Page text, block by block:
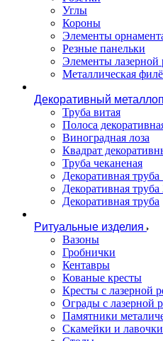
Углы
Короны
Элементы
Резные панельки
Элементы лазерной
Металлическая
Декоративный
Труба витая
Полоса
Виноградная лоза
Квадрат
Труба чеканеная
Декоративная
Декоративная
Декоративная труба
Ритуальные изделия
Вазоны
Гробнички
Кентавры
Кованые кресты
Кресты с лазерной
Ограды с лазерной
Памятники
Скамейки и лавочки